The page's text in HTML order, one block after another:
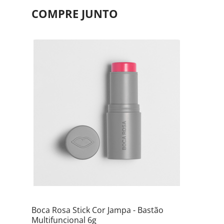
COMPRE JUNTO
Boca Rosa Stick Cor Jampa - Bastão
Multifuncional 6g